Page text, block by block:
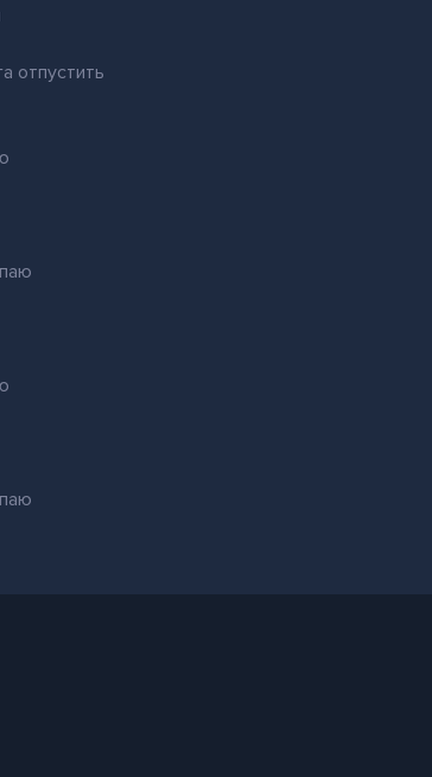
отпустить